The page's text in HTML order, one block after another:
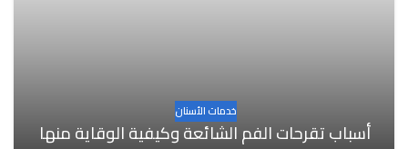
خدمات الأسنان
أسباب تقرحات الفم الشائعة وكيفية الوقاية منها